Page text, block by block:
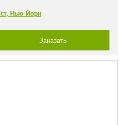
Нью-Йорк
Заказать